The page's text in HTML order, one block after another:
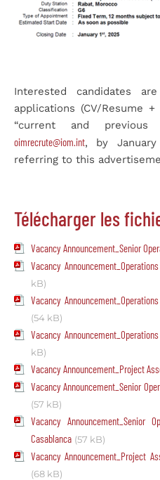
Interested candidates
applications (CV/Resume
“current and previous
oimrecrute@iom.int, by January
referring to this
Télécharger les
Vacancy Announcement_Senior
Vacancy
kB)
Vacancy
(54 kB)
Vacancy
kB)
Vacancy Announcement_Project
Vacancy Announcement_Senior
(57 kB)
Vacancy Announcement_Senior
Casablanca (57 kB)
Vacancy Announcement_Project
(68 kB)